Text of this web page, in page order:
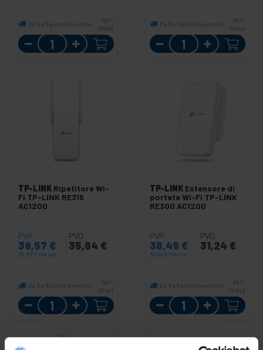
Da 5 a 6 giorni lavorativi
REF:
TP655
Quantità
Da 5 a 6 giorni lavorativi
REF:
TP144
Quantità
TP-LINK Ripetitore Wi-
Fi TP-LINK RE315
AC1200
PVP
39,57 €
39,57 € IVA inc.
PVD
35,84 €
Da 5 a 6 giorni lavorativi
REF:
TP497
Quantità
TP-LINK Estensore di
portata Wi-Fi TP-LINK
RE300 AC1200
PVP
38,49 €
38,49 € IVA inc.
PVD
31,24 €
Da 5 a 6 giorni lavorativi
REF:
TP643
Quantità